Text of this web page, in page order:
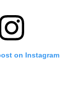
on Instagram